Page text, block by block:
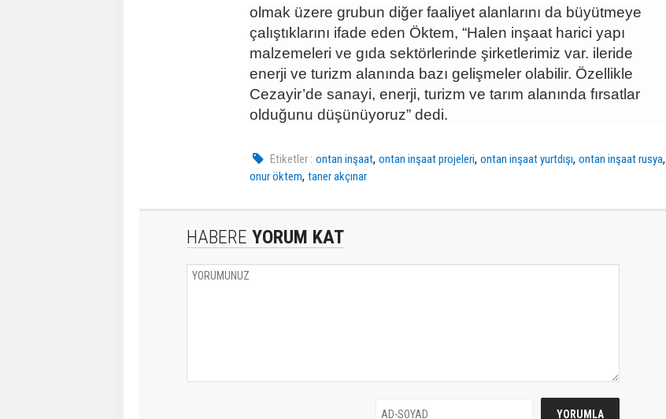
olmak üzere grubun diğer faaliyet alanlarını da büyütmeye
çalıştıklarını ifade eden Öktem, “Halen inşaat harici yapı
malzemeleri ve gıda sektörlerinde şirketlerimiz var. ileride
enerji ve turizm alanında bazı gelişmeler olabilir. Özellikle
Cezayir’de sanayi, enerji, turizm ve tarım alanında fırsatlar
olduğunu düşünüyoruz” dedi.
Etiketler : ontan inşaat,ontan inşaat projeleri,ontan inşaat yurtdışı,ontan inşaat rusya,
onur öktem, taner akçınar
HABERE YORUM KAT